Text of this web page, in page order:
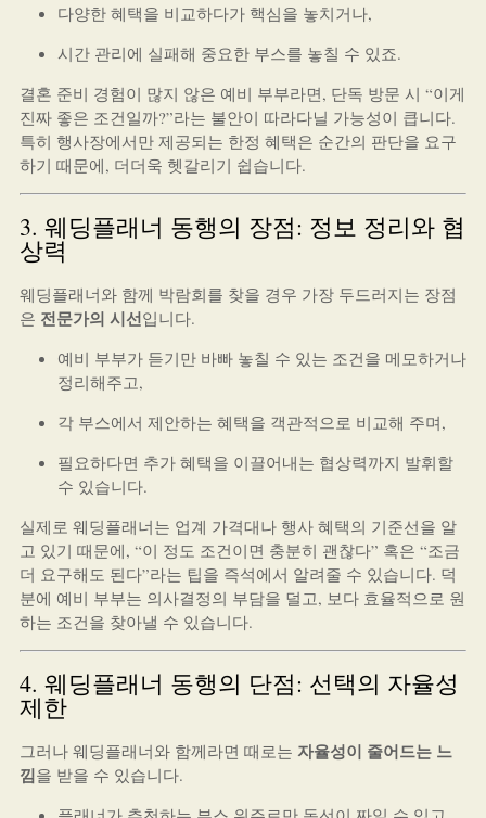
다양한 혜택을 비교하다가 핵심을 놓치거나,
시간 관리에 실패해 중요한 부스를 놓칠 수 있죠.
결혼 준비 경험이 많지 않은 예비 부부라면, 단독 방문 시 “이게
진짜 좋은 조건일까?”라는 불안이 따라다닐 가능성이 큽니다.
특히 행사장에서만 제공되는 한정 혜택은 순간의 판단을 요구
하기 때문에, 더더욱 헷갈리기 쉽습니다.
3. 웨딩플래너 동행의 장점: 정보 정리와 협
상력
웨딩플래너와 함께 박람회를 찾을 경우 가장 두드러지는 장점
은 전문가의 시선입니다.
예비 부부가 듣기만 바빠 놓칠 수 있는 조건을 메모하거나
정리해주고,
각 부스에서 제안하는 혜택을 객관적으로 비교해 주며,
필요하다면 추가 혜택을 이끌어내는 협상력까지 발휘할
수 있습니다.
실제로 웨딩플래너는 업계 가격대나 행사 혜택의 기준선을 알
고 있기 때문에, “이 정도 조건이면 충분히 괜찮다” 혹은 “조금
더 요구해도 된다”라는 팁을 즉석에서 알려줄 수 있습니다. 덕
분에 예비 부부는 의사결정의 부담을 덜고, 보다 효율적으로 원
하는 조건을 찾아낼 수 있습니다.
4. 웨딩플래너 동행의 단점: 선택의 자율성
제한
그러나 웨딩플래너와 함께라면 때로는 자율성이 줄어드는 느
낌을 받을 수 있습니다.